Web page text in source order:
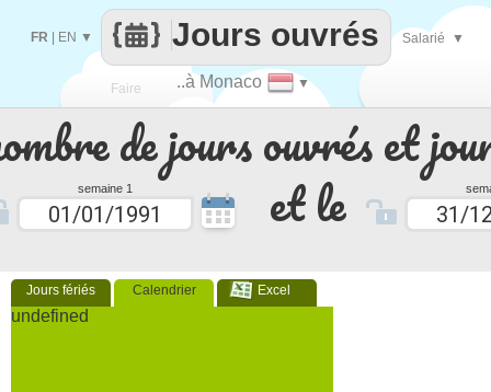
de jours ouvrés et
semaine 1 et le
Jours fériés Calendrier Excel
undefined
Faire
que
..à Monaco ▼
Jours ouvrés
FR EN ▼ Salarié ▼